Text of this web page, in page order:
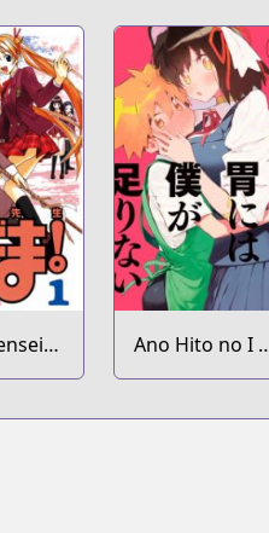
Ano Hito no I
wa Boku ga